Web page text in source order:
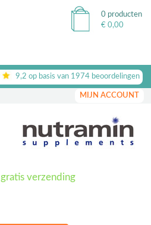
0 producten
€ 0,00
9,2 op basis van 1974beoordelingen
MIJN ACCOUNT
gratis verzending